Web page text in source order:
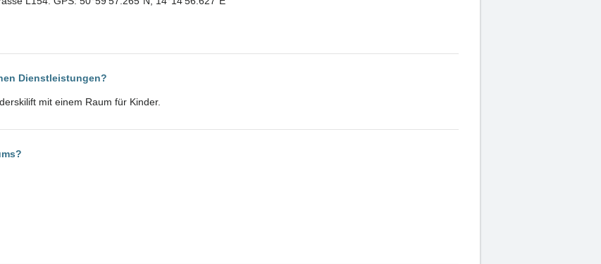
Dienstleistungen?
mit einem Raum für Kinder.